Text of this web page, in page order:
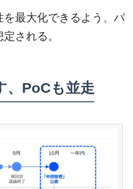
最大化できるよう、パ
される。
、PoCも並走